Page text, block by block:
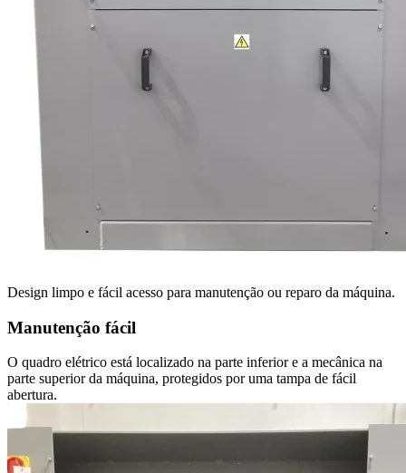
Design limpo e fácil acesso para manutenção ou reparo da máquina.
Manutenção fácil
O quadro elétrico está localizado na parte inferior e a mecânica na
parte superior da máquina, protegidos por uma tampa de fácil
abertura.